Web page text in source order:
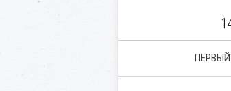
ПЕРВЫЙ